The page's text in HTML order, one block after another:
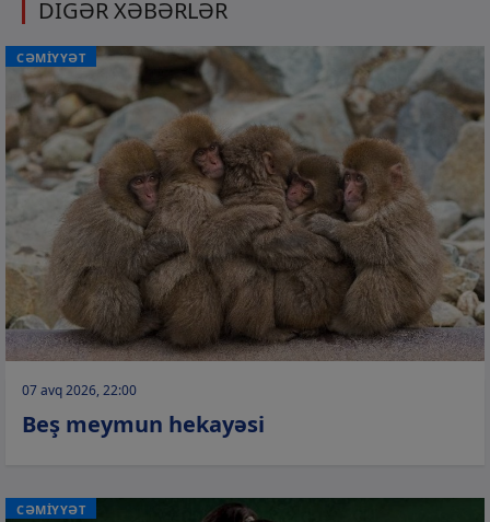
DİGƏR XƏBƏRLƏR
CƏMİYYƏT
07 avq 2026, 22:00
Beş meymun hekayəsi
CƏMİYYƏT